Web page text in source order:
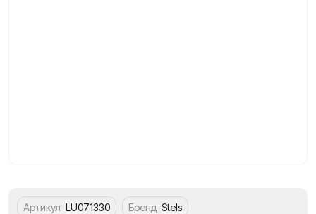
Артикул LU071330 Бренд Stels